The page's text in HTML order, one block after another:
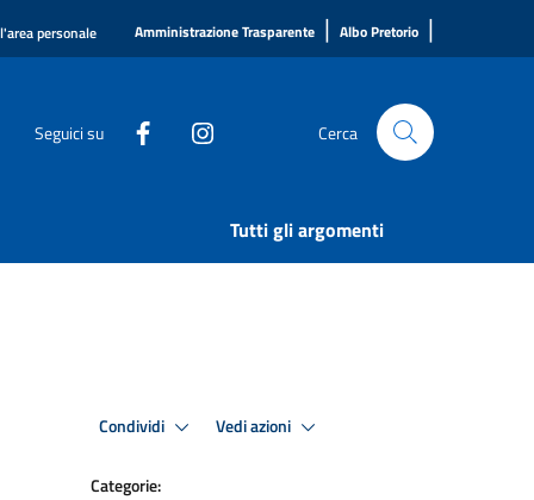
personale Amministrazione Trasparente | Albo Pretorio |
Seguici su Cerca
Tutti gli argomenti
Condividi Vedi azioni
Categorie: